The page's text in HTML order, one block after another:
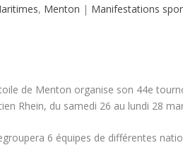
, Menton | Manifestations
de Menton organise son 44e
Rhein, du samedi 26 au lundi 28
6 équipes de différentes